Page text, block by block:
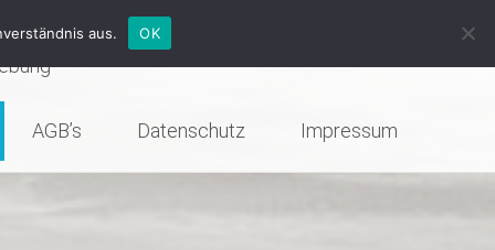
| Glasanlagen
AGB’s Datenschutz Impressum
aus. OK